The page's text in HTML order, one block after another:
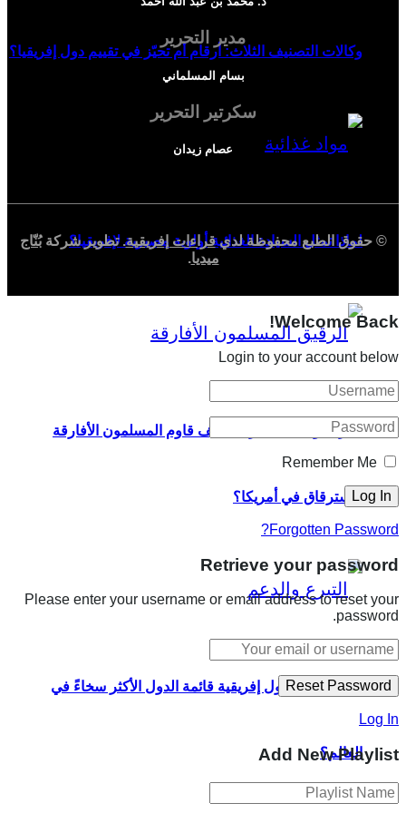
وكالات التصنيف الثلاث: أرقام أم تحيّز في تقييم دول إفريقيا؟
لماذا تمثل السيادة الغذائية أولوية مصيرية لإفريقيا؟
القرآن والكتابة العربية: كيف قاوم المسلمون الأفارقة
الاسترقاق في أمريكا؟
لماذا تحتل 6 دول إفريقية قائمة الدول الأكثر سخاءً في
العالم؟
مدير التحرير
بسام المسلماني
سكرتير التحرير
عصام زيدان
© حقوق الطبع محفوظة لديقراءات إفريقية. تطوير شركةبُنّاج
ميديا.
Welcome Back!
Login to your account below
Remember Me
Forgotten Password?
Retrieve your password
Please enter your username or email address to reset your
password.
Log In
Add New Playlist